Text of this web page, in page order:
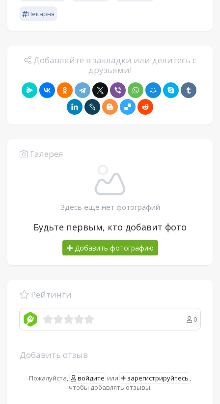
Пекарня
Добавляйте в закладки или делитесь с
друзьями!
Галерея
Здесь еще нет фотографий
Будьте первым, кто добавит фото
Добавить фотографию
Рейтинги
0
Добавить отзыв
Пожалуйста, войдите или зарегистрируйтесь ,
чтобы добавлять отзывы.